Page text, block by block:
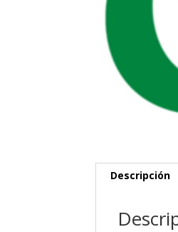
Descripción